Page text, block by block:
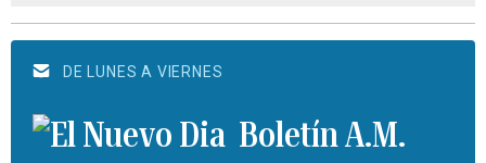
DE LUNES A VIERNES
Boletín A.M.